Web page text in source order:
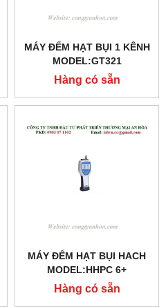
MÁY ĐẾM HẠT BỤI 1 KÊNH
MODEL:GT321
Hàng có sẵn
MÁY ĐẾM HẠT BỤI HACH
MODEL:HHPC 6+
Hàng có sẵn